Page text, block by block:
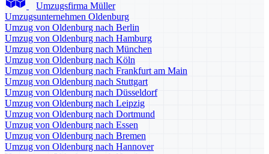
Umzugsfirma Müller
Umzugsunternehmen Oldenburg
Umzug von Oldenburg nach Berlin
Umzug von Oldenburg nach Hamburg
Umzug von Oldenburg nach München
Umzug von Oldenburg nach Köln
Umzug von Oldenburg nach Frankfurt am Main
Umzug von Oldenburg nach Stuttgart
Umzug von Oldenburg nach Düsseldorf
Umzug von Oldenburg nach Leipzig
Umzug von Oldenburg nach Dortmund
Umzug von Oldenburg nach Essen
Umzug von Oldenburg nach Bremen
Umzug von Oldenburg nach Hannover